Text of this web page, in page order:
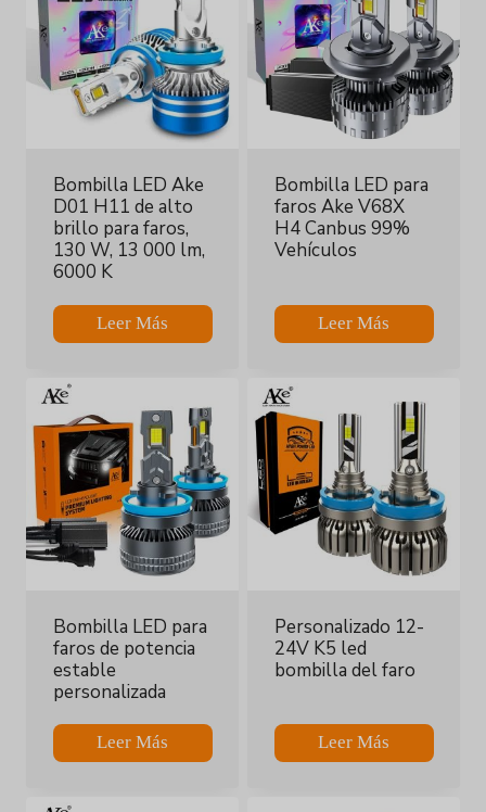
Bombilla LED Ake
D01 H11 de alto
brillo para faros,
130 W, 13 000 lm,
6000 K
Leer Más
Bombilla LED para
faros Ake V68X
H4 Canbus 99%
Vehículos
Leer Más
Bombilla LED para
faros de potencia
estable
personalizada
Leer Más
Personalizado 12-
24V K5 led
bombilla del faro
Leer Más